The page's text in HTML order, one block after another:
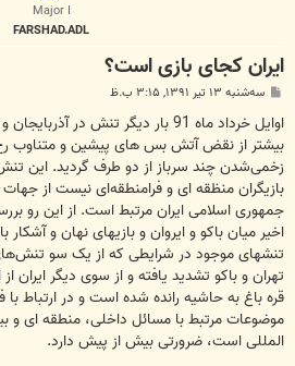
Major I
FARSHAD.ADL
ایران کجای بازی است؟
ت
سه‌شنبه ۱۳ تیر ۱۳۹۱, ۳:۱۵ ب.ظ
اوایل خرداد ماه 91 بار دیگر تنش در
بیشتر از نقض آتش بس های پیشین و متناوب
زخمی‌شدن چند سرباز از دو طرف گردید. این
بازیگران منظقه ای و فرامنطقه‌ای نیست از جهات
جمهوری اسلامی ایران مرتبط است. از این رو
اخیر میان باکو و ایروان و بازیهای نهان و آشکار
تنشهای موجود در شرایطی که از یک سو
تهران و باکو تشدید یافته و از سوی دیگر ایران
قره باغ به حاشیه رانده شده است و در ارتباط
موضوعات مرتبط با مسائل داخلی، منطقه ای و
المللی است، ضرورتی بیش از پیش دارد.